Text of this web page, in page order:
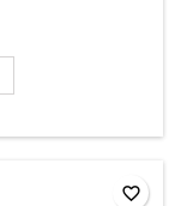
favorite_border